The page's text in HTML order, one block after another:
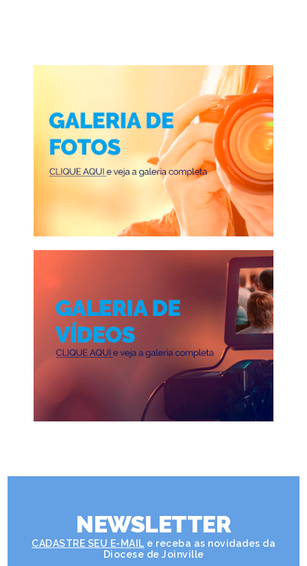
NEWSLETTER
CADASTRE SEU E-MAIL e receba as novidades da
Diocese de Joinville